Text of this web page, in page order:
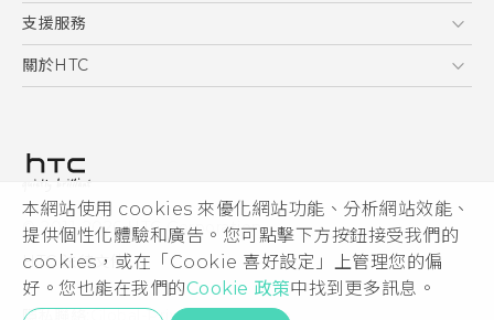
本網站使用 cookies 來優化網站功能、分析網站效能、
提供個性化體驗和廣告。您可點擊下方按鈕接受我們的
cookies，或在「Cookie 喜好設定」上管理您的偏
好。您也能在我們的Cookie 政策中找到更多訊息。
智能手機
區塊鍊手機
HTC Dev
HTC Research
支援服務
服務中心
關於HTC
私隱政策
產品安全
加入HTC
Security and Privacy Whitepaper
© 2011-2026 HTC Corporation
HTC 法律文件